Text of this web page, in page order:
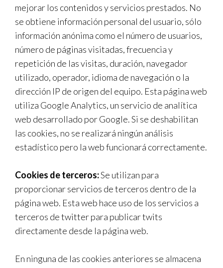
mejorar los contenidos y servicios prestados. No
se obtiene información personal del usuario, sólo
información anónima como el número de usuarios,
número de páginas visitadas, frecuencia y
repetición de las visitas, duración, navegador
utilizado, operador, idioma de navegación o la
dirección IP de origen del equipo. Esta página web
utiliza Google Analytics, un servicio de analítica
web desarrollado por Google. Si se deshabilitan
las cookies, no se realizará ningún análisis
estadístico pero la web funcionará correctamente.
Cookies de terceros:Se utilizan para
proporcionar servicios de terceros dentro de la
página web. Esta web hace uso de los servicios a
terceros de twitter para publicar twits
directamente desde la página web.
En ninguna de las cookies anteriores se almacena